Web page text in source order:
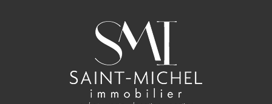
EXTRANET LOCATAIRES /
PROPRIÉTAIRES BAILLEURS
RÉSEAUX SOCIAUX